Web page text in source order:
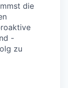
die
-
zu